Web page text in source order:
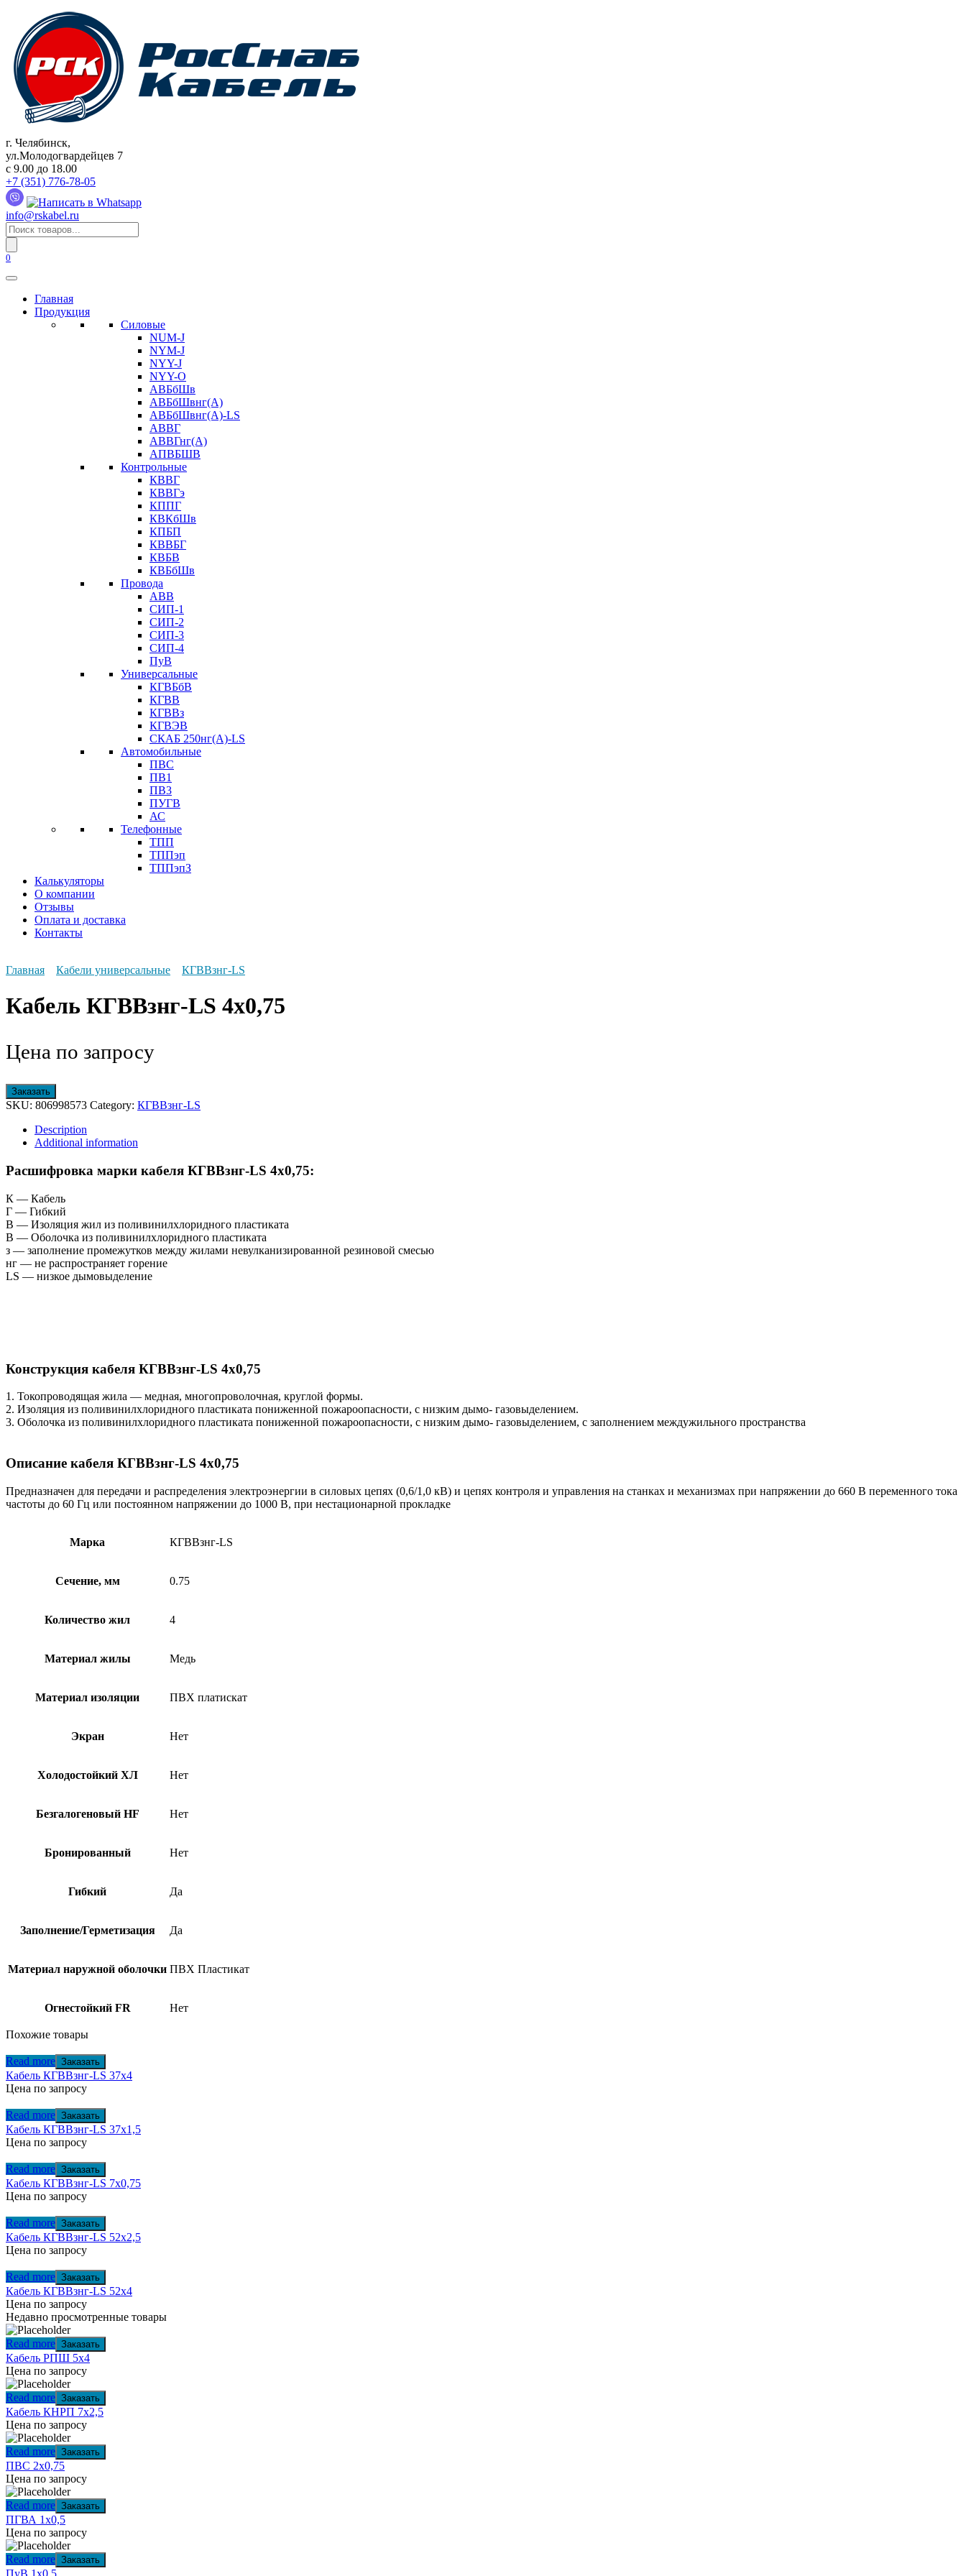
содержанию
г. Челябинск,
ул.Молодогвардейцев 7
c 9.00 до 18.00
+7 (351) 776-78-05
info@rskabel.ru
Поиск
товаров
0
Главная
Продукция
Силовые
NUM-J
NYM-J
NYY-J
NYY-O
АВБбШв
АВБбШвнг(А)
АВБбШвнг(А)-LS
АВВГ
АВВГнг(А)
АПВБШВ
Контрольные
КВВГ
КВВГэ
КППГ
КВКбШв
КПБП
КВВБГ
КВБВ
КВБбШв
Провода
АВВ
СИП-1
СИП-2
СИП-3
СИП-4
ПуВ
Универсальные
КГВБбВ
КГВВ
КГВВз
КГВЭВ
СКАБ 250нг(А)-LS
Автомобильные
ПВС
ПВ1
ПВ3
ПУГВ
АС
Телефонные
ТПП
ТППэп
ТППэпЗ
Калькуляторы
О компании
Отзывы
Оплата и доставка
Контакты
Главная Кабели универсальные КГВВзнг-LS
Кабель КГВВзнг-LS 4х0,75
Цена по запросу
Заказать
SKU: 806998573 Category: КГВВзнг-LS
Description
Additional information
Расшифровка марки кабеля КГВВзнг-LS 4х0,75:
К — Кабель
Г — Гибкий
В — Изоляция жил из поливинилхлоридного пластиката
В — Оболочка из поливинилхлоридного пластиката
з — заполнение промежутков между жилами невулканизированной резиновой смесью
нг — не распространяет горение
LS — низкое дымовыделение
Конструкция кабеля КГВВзнг-LS 4х0,75
1. Токопроводящая жила — медная, многопроволочная, круглой формы.
2. Изоляция из поливинилхлоридного пластиката пониженной пожароопасности, с низким дымо- газовыделением.
3. Оболочка из поливинилхлоридного пластиката пониженной пожароопасности, с низким дымо- газовыделением, с заполнением междужильного пространства
Описание кабеля КГВВзнг-LS 4х0,75
Предназначен для передачи и распределения электроэнергии в силовых цепях (0,6/1,0 кВ) и цепях контроля и управления на станках и механизмах при напряжении до 660 В переменного тока
частоты до 60 Гц или постоянном напряжении до 1000 В, при нестационарной прокладке
Марка КГВВзнг-LS
Сечение, мм 0.75
Количество жил 4
Материал жилы Медь
Материал изоляции ПВХ платискат
Экран Нет
Холодостойкий ХЛ Нет
Безгалогеновый HF Нет
Бронированный Нет
Гибкий Да
Заполнение/Герметизация Да
Материал наружной оболочки ПВХ Пластикат
Огнестойкий FR Нет
Похожие товары
Read more Заказать
Кабель КГВВзнг-LS 37х4
Цена по запросу
Read more Заказать
Кабель КГВВзнг-LS 37х1,5
Цена по запросу
Read more Заказать
Кабель КГВВзнг-LS 7х0,75
Цена по запросу
Read more Заказать
Кабель КГВВзнг-LS 52х2,5
Цена по запросу
Read more Заказать
Кабель КГВВзнг-LS 52х4
Цена по запросу
Недавно просмотренные товары
Read more Заказать
Кабель РПШ 5х4
Цена по запросу
Read more Заказать
Кабель КНРП 7х2,5
Цена по запросу
Read more Заказать
ПВС 2х0,75
Цена по запросу
Read more Заказать
ПГВА 1х0,5
Цена по запросу
Read more Заказать
ПуВ 1х0,5